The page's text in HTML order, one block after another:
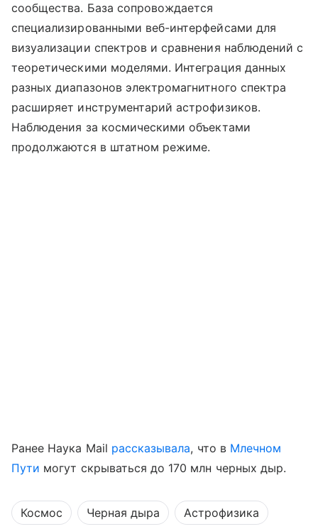
сообщества. База сопровождается
специализированными веб-интерфейсами для
визуализации спектров и сравнения наблюдений с
теоретическими моделями. Интеграция данных
разных диапазонов электромагнитного спектра
расширяет инструментарий астрофизиков.
Наблюдения за космическими объектами
продолжаются в штатном режиме.
Ранее Наука Mail рассказывала, что в Млечном
Пути могут скрываться до 170 млн черных дыр.
Космос Черная дыра Астрофизика